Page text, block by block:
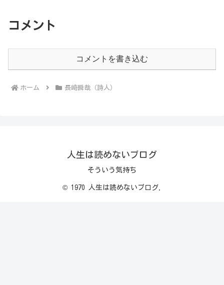
コメント
コメントを書き込む
ホーム 長崎瞬哉（詩人）
人生は読めないブログ
そういう気持ち
© 1970 人生は読めないブログ.